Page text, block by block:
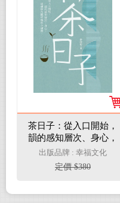
茶日子：從入口開始，
韻的感知層次、身心，
到禪修內觀呼吸的全練
習
出版品牌 : 幸福文化
定價 $380